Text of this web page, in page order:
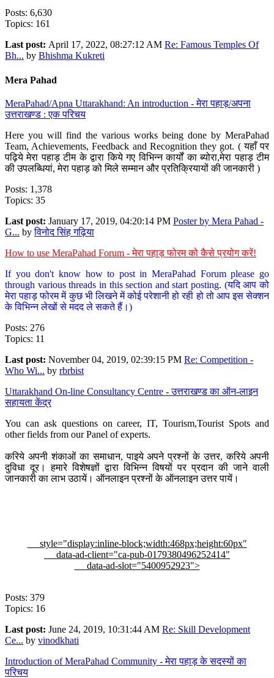
Posts: 6,630
Topics: 161
Last post: April 17, 2022, 08:27:12 AM Re: Famous Temples Of
Bh... by Bhishma Kukreti
Mera Pahad
MeraPahad/Apna Uttarakhand: An introduction - मेरा पहाड़/अपना
उत्तराखण्ड : एक परिचय
Here you will find the various works being done by MeraPahad
Team, Achievements, Feedback and Recognition they got. ( यहाँ पर
पढ़िये मेरा पहाड़ टीम के द्वारा किये गए विभिन्न कार्यों का ब्योरा,मेरा पहाड़ टीम
की उपलब्धियां, मेरा पहाड़ को मिले सम्मान और प्रतिक्रियायों की जानकारी )
Posts: 1,378
Topics: 35
Last post: January 17, 2019, 04:20:14 PM Poster by Mera Pahad -
G... byविनोद सिंह गढ़िया
How to use MeraPahad Forum - मेरा पहाड़ फोरम को कैसे प्रयोग करें!
If you don't know how to post in MeraPahad Forum please go
through various threads in this section and start posting. (यदि आप को
मेरा पहाड़ फोरम में कुछ भी लिखने में कोई परेशानी हो रही हो तो आप इस सेक्शन
के विभिन्न लेखों से मदद ले सकते हैं।)
Posts: 276
Topics: 11
Last post: November 04, 2019, 02:39:15 PM Re: Competition -
Who Wi... by rbrbist
Uttarakhand On-line Consultancy Centre - उत्तराखण्ड का ऑन-लाइन
सहायता केंद्र
You can ask questions on career, IT, Tourism,Tourist Spots and
other fields from our Panel of experts.
करिये अपनी शंकाओं का समाधान, पाइये अपने प्रश्नों के उत्तर, करिये अपनी
दुविधा दूर। हमारे विशेषज्ञों द्वारा विभिन्न विषयों पर प्रदान की जाने वाली
जानकारी का लाभ उठायें। ऑनलाइन प्रश्नों के ऑनलाइन उत्तर पायें।
style="display:inline-block;width:468px;height:60px"
data-ad-client="ca-pub-0179380496252414"
data-ad-slot="5400952923">
Posts: 379
Topics: 16
Last post: June 24, 2019, 10:31:44 AM Re: Skill Development
Ce... by vinodkhati
Introduction of MeraPahad Community - मेरा पहाड़ के सदस्यों का
परिचय